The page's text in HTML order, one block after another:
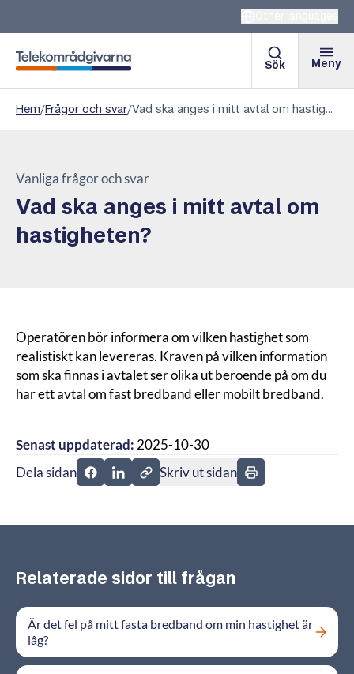
Telekområdgivarna
Sök Meny
Hem/Frågor och svar/ Vad ska anges i mitt avtal om hastigheten?
Vanliga frågor och svar
Vad ska anges i mitt avtal om
hastigheten?
Operatören bör informera om vilken hastighet som
realistiskt kan levereras. Kraven på vilken information
som ska finnas i avtalet ser olika ut beroende på om du
har ett avtal om fast bredband eller mobilt bredband.
Senast uppdaterad: 2025-10-30
Dela sidan
Dela sidan på Facebook
Dela sidan på Linkedin
Skriv ut sidan
Relaterade sidor till frågan
Är det fel på mitt fasta bredband om min hastighet är
låg?